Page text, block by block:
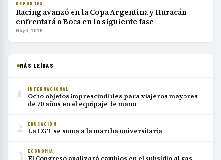
DEPORTES
Racing avanzó en la Copa Argentina y Huracán
enfrentará a Boca en la siguiente fase
May 3, 2026
MÁS LEÍDAS
1 INTERNACIONAL
Ocho objetos imprescindibles para viajeros mayores
de 70 años en el equipaje de mano
2 EDUCACIÓN
La CGT se suma a la marcha universitaria
3 ECONOMÍA